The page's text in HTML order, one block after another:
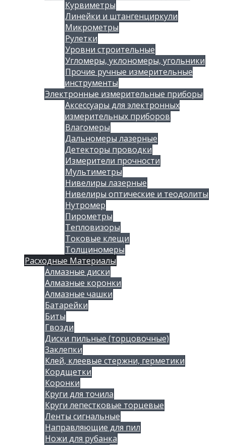
Курвиметры
Линейки и штангенциркули
Микрометры
Рулетки
Уровни строительные
Угломеры, уклономеры, угольники
Прочие ручные измерительные
инструменты
Электронные измерительные приборы
Аксессуары для электронных
измерительных приборов
Влагомеры
Дальномеры лазерные
Детекторы проводки
Измерители прочности
Мультиметры
Нивелиры лазерные
Нивелиры оптические и теодолиты
Нутромер
Пирометры
Тепловизоры
Токовые клещи
Толщиномеры
Расходные Материалы
Алмазные диски
Алмазные коронки
Алмазные чашки
Батарейки
Биты
Гвозди
Диски пильные (торцовочные)
Заклепки
Клей, клеевые стержни, герметики
Кордщетки
Коронки
Круги для точила
Круги лепестковые торцевые
Ленты сигнальные
Направляющие для пил
Ножи для рубанка